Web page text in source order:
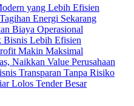
yang Lebih Efisien
Energi Sekarang
Biaya Operasional
Bisnis Lebih Efisien
Makin Maksimal
Naikkan Value Perusahaan
Transparan Tanpa Risiko
Lolos Tender Besar